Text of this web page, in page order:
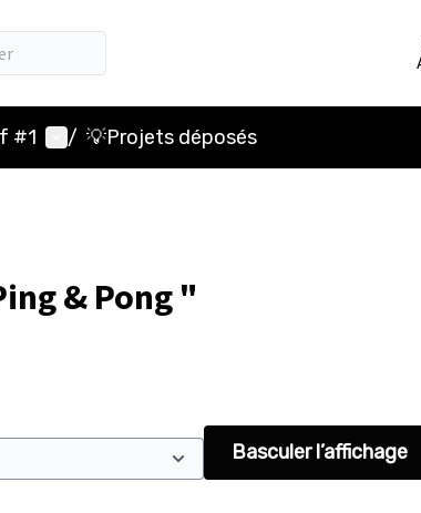
#1 Menu utilisateur
/ 💡Projets déposés
& Pong "
Basculer l’affichage